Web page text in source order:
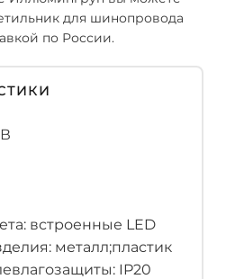
для шинопровода
по России.
встроенные LED
металл;пластик
IP20